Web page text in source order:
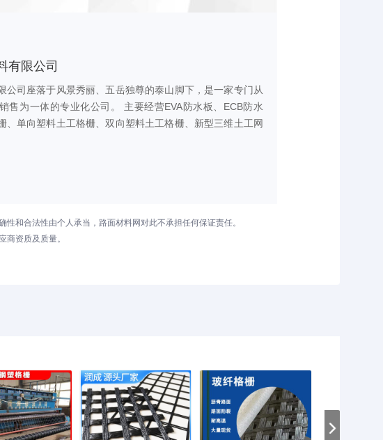
有限公司
公司座落于风景秀丽、五岳独尊的泰山脚下，是一家专门从
售为一体的专业化公司。 主要经营EVA防水板、ECB防水
、单向塑料土工格栅、双向塑料土工格栅、新型三维土工网
和合法性由个人承当，路面材料网对此不承担任何保证责任。
商资质及质量。